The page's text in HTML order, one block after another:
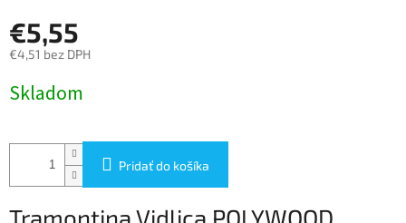
€5,55
€4,51 bez DPH
cena:
Skladom
Pridať do košíka